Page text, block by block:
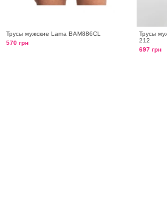
Трусы мужские Lama BAM886CL
570 грн
Трусы
212
697 грн